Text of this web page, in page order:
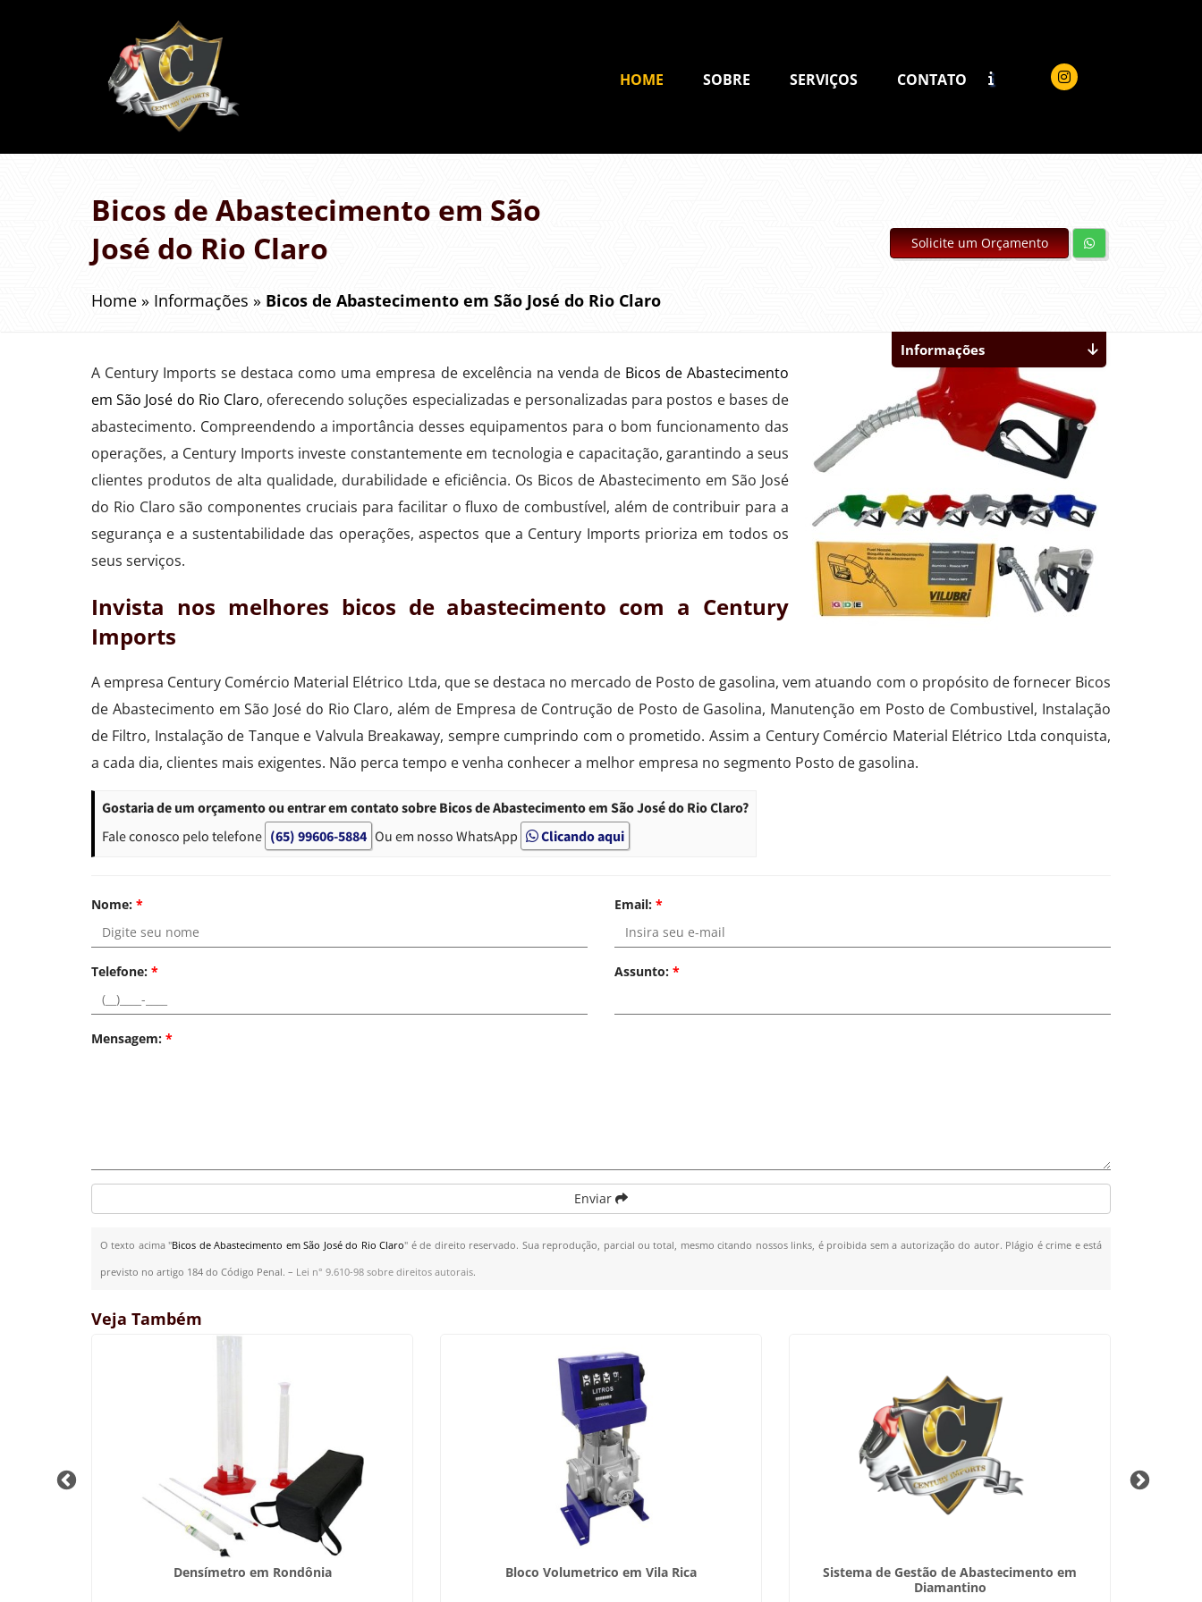
HOME SOBRE SERVIÇOS CONTATO
Bicos de Abastecimento em São
José do Rio Claro
Home » Informações » Bicos de Abastecimento em São José do Rio Claro
Solicite um Orçamento
A Century Imports se destaca como uma empresa de excelência na venda de Bicos de Abastecimento
em São José do Rio Claro, oferecendo soluções especializadas e personalizadas para postos e bases de
abastecimento. Compreendendo a importância desses equipamentos para o bom funcionamento das
operações, a Century Imports investe constantemente em tecnologia e capacitação, garantindo a seus
clientes produtos de alta qualidade, durabilidade e eficiência. Os Bicos de Abastecimento em São José
do Rio Claro são componentes cruciais para facilitar o fluxo de combustível, além de contribuir para a
segurança e a sustentabilidade das operações, aspectos que a Century Imports prioriza em todos os
seus serviços.
Invista nos melhores bicos de abastecimento com a Century
Imports
A empresa Century Comércio Material Elétrico Ltda, que se destaca no mercado de Posto de gasolina, vem atuando com o propósito de fornecer Bicos
de Abastecimento em São José do Rio Claro, além de Empresa de Contrução de Posto de Gasolina, Manutenção em Posto de Combustivel, Instalação
de Filtro, Instalação de Tanque e Valvula Breakaway, sempre cumprindo com o prometido. Assim a Century Comércio Material Elétrico Ltda conquista,
a cada dia, clientes mais exigentes. Não perca tempo e venha conhecer a melhor empresa no segmento Posto de gasolina.
Gostaria de um orçamento ou entrar em contato sobre Bicos de Abastecimento em São José do Rio Claro?
Fale conosco pelo telefone (65) 99606-5884 Ou em nosso WhatsApp Clicando aqui
Nome: * Email: *
Telefone: * Assunto: *
Mensagem: *
Enviar
O texto acima "Bicos de Abastecimento em São José do Rio Claro" é de direito reservado. Sua reprodução, parcial ou total, mesmo citando nossos links, é proibida sem a autorização do autor. Plágio é crime e está
previsto no artigo 184 do Código Penal. – Lei n° 9.610-98 sobre direitos autorais.
Informações
Veja Também
Densímetro em Rondônia Bloco Volumetrico em Vila Rica
Sistema de Gestão de Abastecimento em
Diamantino